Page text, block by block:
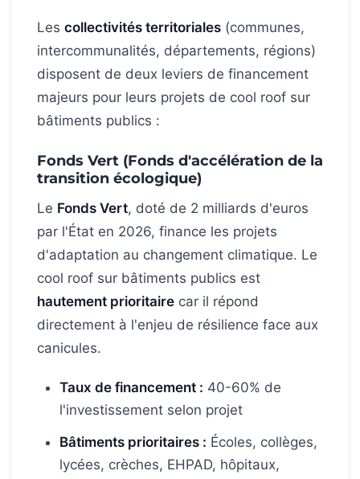
Les collectivités territoriales (communes,
intercommunalités, départements, régions)
disposent de deux leviers de financement
majeurs pour leurs projets de cool roof sur
bâtiments publics :
Fonds Vert (Fonds d'accélération de la
transition écologique)
Le Fonds Vert, doté de 2 milliards d'euros
par l'État en 2026, finance les projets
d'adaptation au changement climatique. Le
cool roof sur bâtiments publics est
hautement prioritaire car il répond
directement à l'enjeu de résilience face aux
canicules.
Taux de financement : 40-60% de
l'investissement selon projet
Bâtiments prioritaires : Écoles, collèges,
lycées, crèches, EHPAD, hôpitaux,